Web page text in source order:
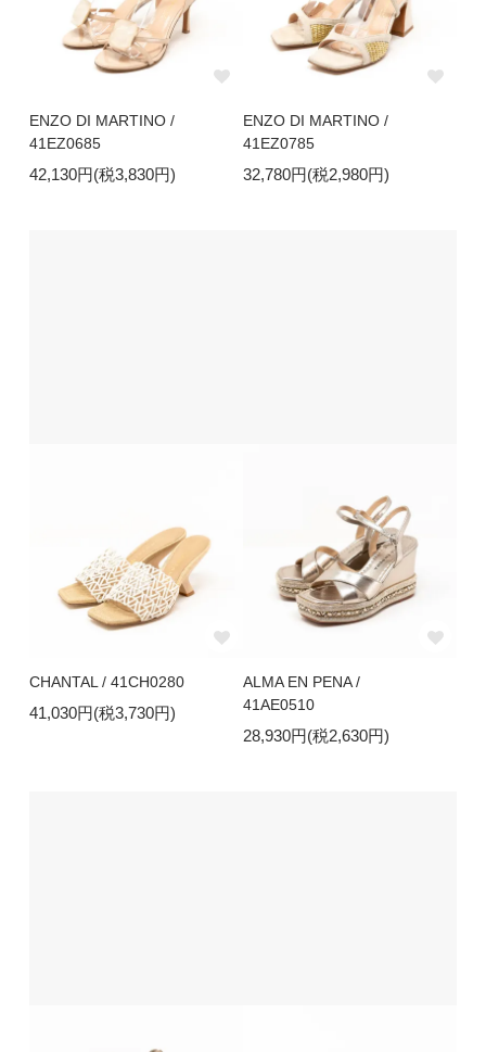
ENZO DI MARTINO /
41EZ0685
42,130円(税3,830円)
ENZO DI MARTINO /
41EZ0785
32,780円(税2,980円)
CHANTAL / 41CH0280
41,030円(税3,730円)
ALMA EN PENA /
41AE0510
28,930円(税2,630円)